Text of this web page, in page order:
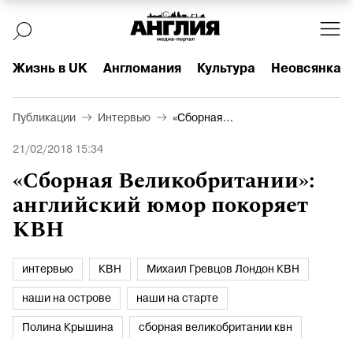
Жизнь в UK Англомания Культура Неовсянка
Публикации Интервью
«Сборная
21/02/2018 15:34
«Сборная Великобритании»:
английский юмор покоряет
КВН
интервью КВН
Михаил Гревцов Лондон КВН
наши на острове
наши на старте
Полина Крышина
сборная великобритании квн